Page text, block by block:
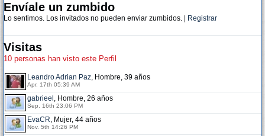
Envíale un zumbido
Lo sentimos. Los invitados no pueden enviar zumbidos. | Registrar
Visitas
10 personas han visto este Perfil
Leandro Adrian Paz, Hombre, 39 años
Apr. 17th 05:39 AM
gabrieel , Hombre, 26 años
Sep. 16th 23:06 PM
EvaCR, Mujer, 44 años
Nov. 5th 14:26 PM